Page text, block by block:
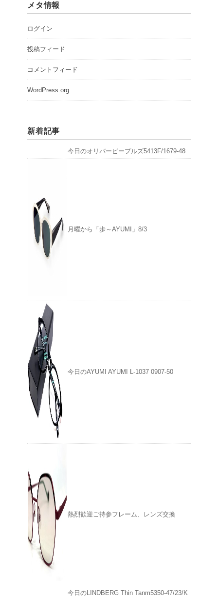
メタ情報
ログイン
投稿フィード
コメントフィード
WordPress.org
新着記事
今日のオリバーピープルズ5413F/1679-48
月曜から「歩～AYUMI」8/3
今日のAYUMI AYUMI L-1037 0907-50
熱烈歓迎ご持参フレーム、レンズ交換
今日のLINDBERG Thin Tanm5350-47/23/K